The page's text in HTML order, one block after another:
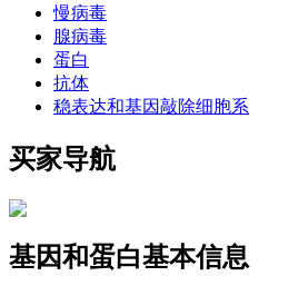
慢病毒
腺病毒
蛋白
抗体
稳表达和基因敲除细胞系
买家导航
基因和蛋白基本信息